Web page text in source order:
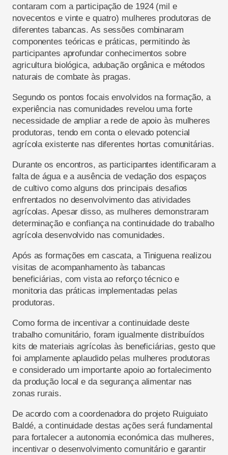
contaram com a participação de 1924 (mil e
novecentos e vinte e quatro) mulheres produtoras de
diferentes tabancas. As sessões combinaram
componentes teóricas e práticas, permitindo às
participantes aprofundar conhecimentos sobre
agricultura biológica, adubação orgânica e métodos
naturais de combate às pragas.
Segundo os pontos focais envolvidos na formação, a
experiência nas comunidades revelou uma forte
necessidade de ampliar a rede de apoio às mulheres
produtoras, tendo em conta o elevado potencial
agrícola existente nas diferentes hortas comunitárias.
Durante os encontros, as participantes identificaram a
falta de água e a ausência de vedação dos espaços
de cultivo como alguns dos principais desafios
enfrentados no desenvolvimento das atividades
agrícolas. Apesar disso, as mulheres demonstraram
determinação e confiança na continuidade do trabalho
agrícola desenvolvido nas comunidades.
Após as formações em cascata, a Tiniguena realizou
visitas de acompanhamento às tabancas
beneficiárias, com vista ao reforço técnico e
monitoria das práticas implementadas pelas
produtoras.
Como forma de incentivar a continuidade deste
trabalho comunitário, foram igualmente distribuídos
kits de materiais agrícolas às beneficiárias, gesto que
foi amplamente aplaudido pelas mulheres produtoras
e considerado um importante apoio ao fortalecimento
da produção local e da segurança alimentar nas
zonas rurais.
De acordo com a coordenadora do projeto Ruiguiato
Baldé, a continuidade destas ações será fundamental
para fortalecer a autonomia económica das mulheres,
incentivar o desenvolvimento comunitário e garantir